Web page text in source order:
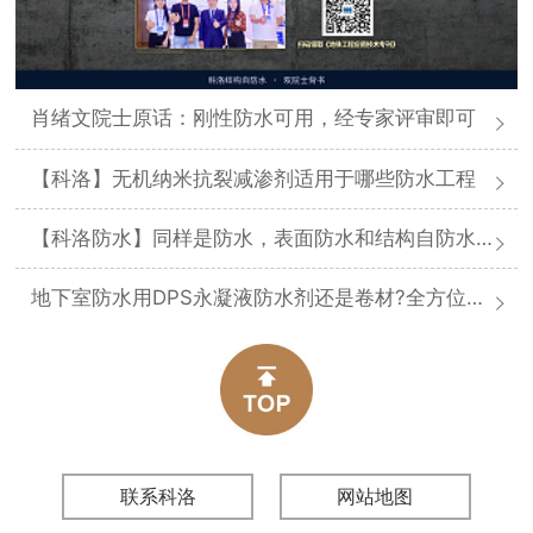
肖绪文院士原话：刚性防水可用，经专家评审即可
【科洛】无机纳米抗裂减渗剂适用于哪些防水工程
【科洛防水】同样是防水，表面防水和结构自防水差在哪
地下室防水用DPS永凝液防水剂还是卷材?全方位对比分析
联系科洛 网站地图